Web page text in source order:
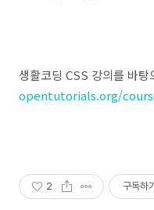
생활코딩 CSS 강의를 바
opentutorials.org/
2 구독하기